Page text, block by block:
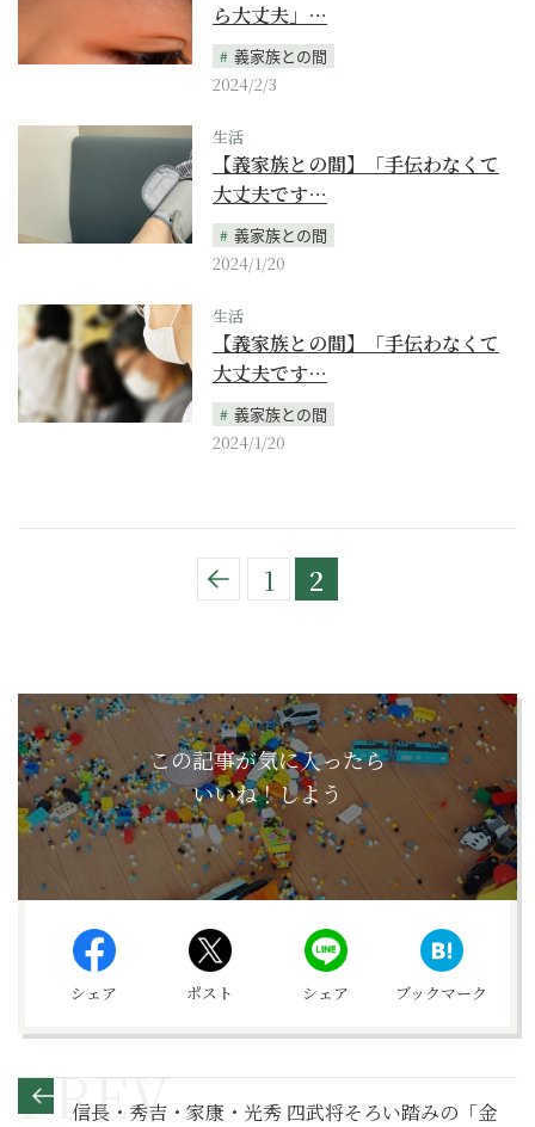
ら大丈夫」…
義家族との間
2024/2/3
生活
【義家族との間】「手伝わなくて
大丈夫です…
義家族との間
2024/1/20
生活
【義家族との間】「手伝わなくて
大丈夫です…
義家族との間
2024/1/20
1 2
この記事が気に入ったら
いいね！しよう
シェア ポスト シェア ブックマーク
信長・秀吉・家康・光秀 四武将そろい踏みの「金